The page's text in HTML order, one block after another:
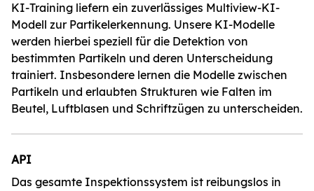
KI-Training liefern ein zuverlässiges Multiview-KI-
Modell zur Partikelerkennung. Unsere KI-Modelle
werden hierbei speziell für die Detektion von
bestimmten Partikeln und deren Unterscheidung
trainiert. Insbesondere lernen die Modelle zwischen
Partikeln und erlaubten Strukturen wie Falten im
Beutel, Luftblasen und Schriftzügen zu unterscheiden.
API
Das gesamte Inspektionssystem ist reibungslos in